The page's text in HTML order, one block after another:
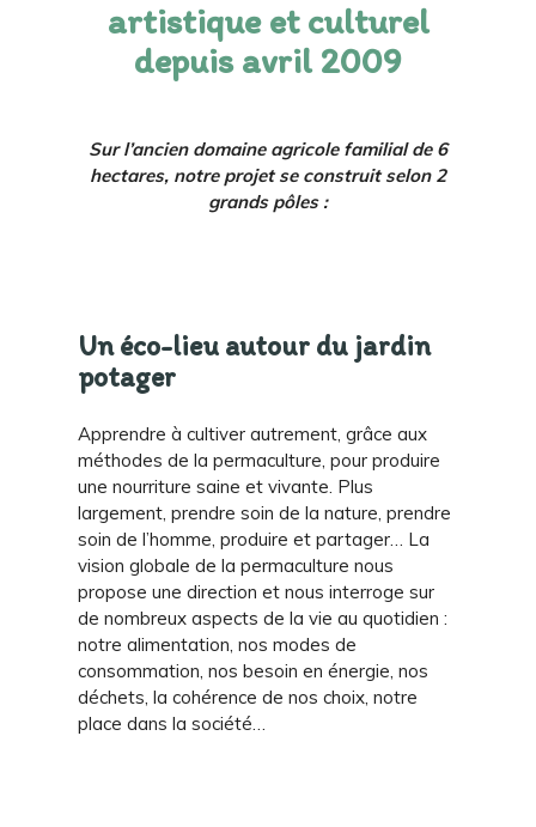
artistique et culturel
depuis avril 2009
Sur l’ancien domaine agricole familial de 6
hectares, notre projet se construit selon 2
grands pôles :
Un éco-lieu autour du jardin
potager
Apprendre à cultiver autrement, grâce aux
méthodes de la permaculture, pour produire
une nourriture saine et vivante. Plus
largement, prendre soin de la nature, prendre
soin de l’homme, produire et partager… La
vision globale de la permaculture nous
propose une direction et nous interroge sur
de nombreux aspects de la vie au quotidien :
notre alimentation, nos modes de
consommation, nos besoin en énergie, nos
déchets, la cohérence de nos choix, notre
place dans la société…